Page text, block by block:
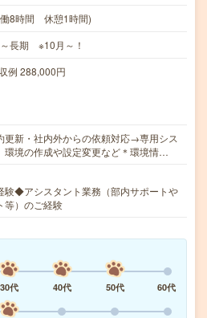
8時間 休憩1時間)
長期 ※10月～！
例 288,000円
更新・社内外からの依頼対応→専用シス
環境の作成や設定変更など＊環境情…
◆アシスタント業務（部内サポートや
等）のご経験
30代 40代 50代
60代